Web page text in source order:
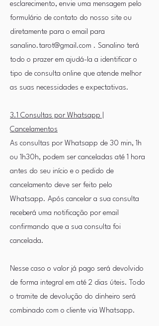
esclarecimento, envie uma mensagem pelo
formulário de contato do nosso site ou
diretamente para o email para
sanalino.tarot@gmail.com . Sanalino terá
todo o prazer em ajudá-la a identificar o
tipo de consulta online que atende melhor
as suas necessidades e expectativas.
3.1 Consultas por Whatsapp |
Cancelamentos
As consultas por Whatsapp de 30 min, 1h
ou 1h30h, podem ser canceladas até 1 hora
antes do seu início e o pedido de
cancelamento deve ser feito pelo
Whatsapp. Após cancelar a sua consulta
receberá uma notificação por email
confirmando que a sua consulta foi
cancelada.
Nesse caso o valor já pago será devolvido
de forma integral em até 2 dias úteis. Todo
o tramite de devolução do dinheiro será
combinado com o cliente via Whatsapp.